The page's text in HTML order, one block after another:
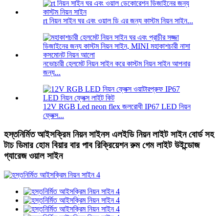
rt নিয়ন সাইন ঘর এবং ওয়াল ডি এর জন্য কাস্টম নিয়ন সাইন...
নভোচারী হেলমেট নিয়ন সাইন করে কাস্টম নিয়ন সাইন আপনার
জন্য...
12V RGB Led neon flex জলরোধী IP67 LED নিয়ন
ফ্লেক্স...
হস্তনির্মিত আইসক্রিম নিয়ন সাইনস এলইডি নিয়ন লাইট সাইন বোর্ড সহ
টাচ ডিমার হোম বিয়ার বার পাব রিক্রিয়েশন রুম গেম লাইট উইন্ডোজ
গ্যারেজ ওয়াল সাইন